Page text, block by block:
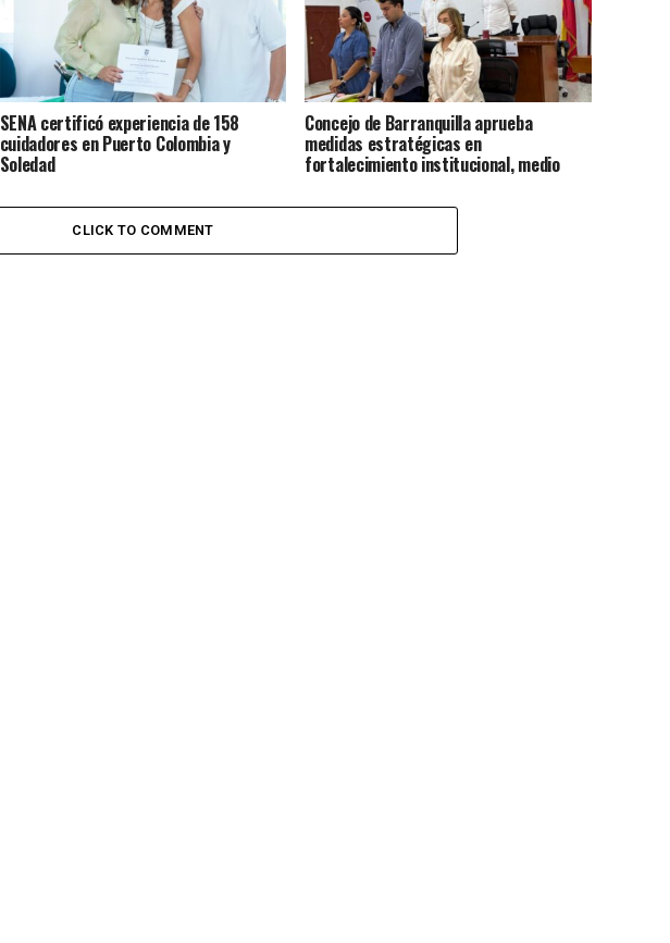
SENA certificó experiencia de 158
cuidadores en Puerto Colombia y
Soledad
Concejo de Barranquilla aprueba
medidas estratégicas en
fortalecimiento institucional, medio
CLICK TO COMMENT